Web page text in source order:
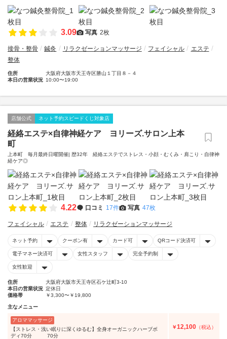
3.09 写真 2枚
接骨・整骨 鍼灸 リラクゼーションマッサージ フェイシャル
エステ
整体
住所
大阪府大阪市天王寺区勝山１丁目８－４
本日の営業状況 10:00〜19:00
店舗公式 ネット予約スピードくじ対象店
経絡エステ×自律神経ケア ヨリーズ.サロン上本
町
上本町 毎月最終日曜開催| 歴32年 経絡エステでストレス・小顔・むくみ・肩こり・自律神
経ケア◎
4.22 口コミ 17件 写真 47枚
フェイシャル エステ 整体 リラクゼーションマッサージ
ネット予約 クーポン有 カード可 QRコード決済可
電子マネー決済可 女性スタッフ 完全予約制
女性歓迎
住所
大阪府大阪市天王寺区石ケ辻町3-10
本日の営業状況 定休日
価格帯
￥3,300〜￥19,800
主なメニュー
アロママッサージ
【ストレス・浅い眠りに深くゆるむ】全身オーガニックハーブボ
ディ70分 70分
￥12,100 （税込）